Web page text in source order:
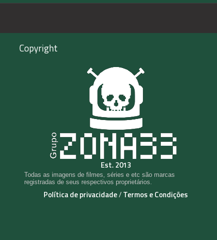
Copyright
Est. 2013
Todas as imagens de filmes, séries e etc são marcas
registradas de seus respectivos proprietários.
Política de privacidade/Termos e Condições